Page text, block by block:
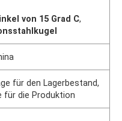
von 15 Grad C,
für den Lagerbestand,
für die Produktion